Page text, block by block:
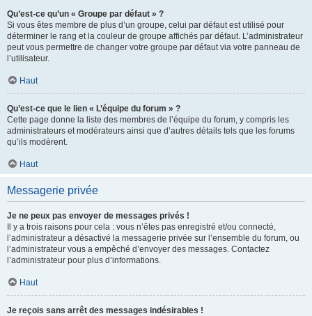
Qu’est-ce qu’un « Groupe par défaut » ?
Si vous êtes membre de plus d’un groupe, celui par défaut est utilisé pour
déterminer le rang et la couleur de groupe affichés par défaut. L’administrateur
peut vous permettre de changer votre groupe par défaut via votre panneau de
l’utilisateur.
Haut
Qu’est-ce que le lien « L’équipe du forum » ?
Cette page donne la liste des membres de l’équipe du forum, y compris les
administrateurs et modérateurs ainsi que d’autres détails tels que les forums
qu’ils modèrent.
Haut
Messagerie privée
Je ne peux pas envoyer de messages privés !
Il y a trois raisons pour cela : vous n’êtes pas enregistré et/ou connecté,
l’administrateur a désactivé la messagerie privée sur l’ensemble du forum, ou
l’administrateur vous a empêché d’envoyer des messages. Contactez
l’administrateur pour plus d’informations.
Haut
Je reçois sans arrêt des messages indésirables !